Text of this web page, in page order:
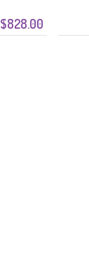
$828.00